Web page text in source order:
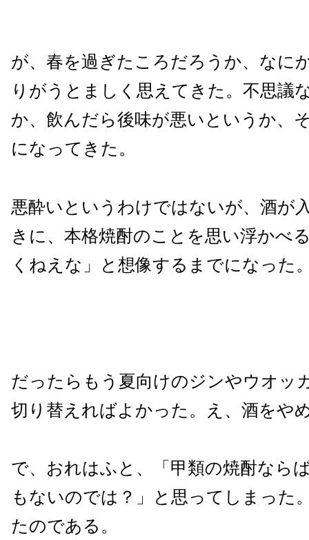
が、春を過ぎたころだろうか、なに
りがうとましく思えてきた。不思議
か、飲んだら後味が悪いというか、
になってきた。
悪酔いというわけではないが、酒が
きに、本格焼酎のことを思い浮かべ
くねえな」と想像するまでになった
だったらもう夏向けのジンやウオッ
切り替えればよかった。え、酒をや
で、おれはふと、「甲類の焼酎なら
もないのでは？」と思ってしまった
たのである。